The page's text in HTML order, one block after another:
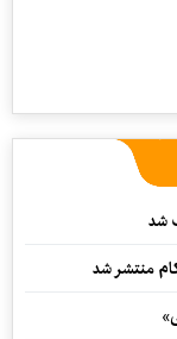
شد
منتشر شد